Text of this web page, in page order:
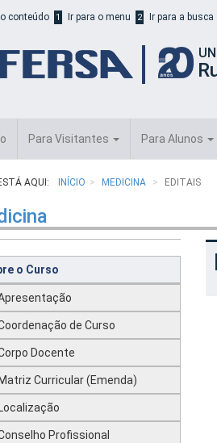
o conteúdo 1 Ir para o menu 2 Ir para a busca
Para Visitantes Para Alunos
AQUI: INÍCIO MEDICINA EDITAIS
o Curso
de Curso
Docente
Matriz Curricular (Emenda)
Localização
Profissional